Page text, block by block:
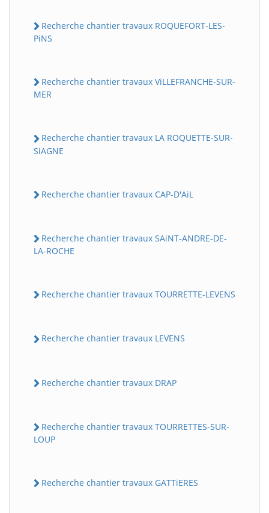
Recherche chantier travaux ROQUEFORT-LES-
PiNS
Recherche chantier travaux ViLLEFRANCHE-SUR-
MER
Recherche chantier travaux LA ROQUETTE-SUR-
SiAGNE
Recherche chantier travaux CAP-D'AiL
Recherche chantier travaux SAiNT-ANDRE-DE-
LA-ROCHE
Recherche chantier travaux TOURRETTE-LEVENS
Recherche chantier travaux LEVENS
Recherche chantier travaux DRAP
Recherche chantier travaux TOURRETTES-SUR-
LOUP
Recherche chantier travaux GATTiERES